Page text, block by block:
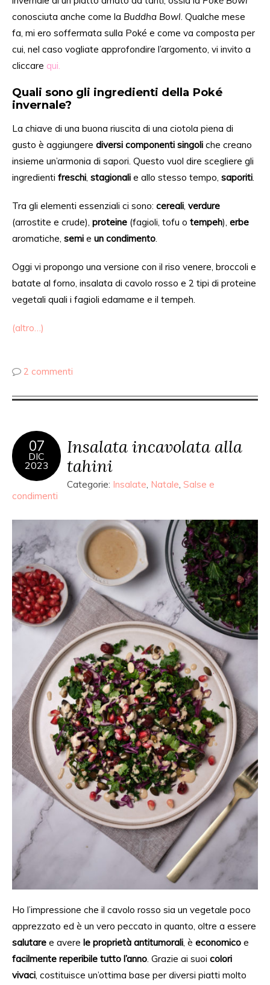
conosciuta anche come la Buddha Bowl. Qualche mese
fa, mi ero soffermata sulla Poké e come va composta per
cui, nel caso vogliate approfondire l’argomento, vi invito a
cliccare qui.
Quali sono gli ingredienti della Poké
invernale?
La chiave di una buona riuscita di una ciotola piena di
gusto è aggiungere diversi componenti singoli che creano
insieme un’armonia di sapori. Questo vuol dire scegliere gli
ingredienti freschi, stagionali e allo stesso tempo, saporiti.
Tra gli elementi essenziali ci sono: cereali, verdure
(arrostite e crude), proteine ​​(fagioli, tofu o tempeh), erbe
aromatiche, semi e un condimento.
Oggi vi propongo una versione con il riso venere, broccoli e
batate al forno, insalata di cavolo rosso e 2 tipi di proteine
vegetali quali i fagioli edamame e il tempeh.
(altro…)
2 commenti
07
DIC
2023
Insalata incavolata alla
tahini
Categorie: Insalate, Natale, Salse e
condimenti
Ho l’impressione che il cavolo rosso sia un vegetale poco
apprezzato ed è un vero peccato in quanto, oltre a essere
salutare e avere le proprietà antitumorali, è economico e
facilmente reperibile tutto l’anno. Grazie ai suoi colori
vivaci, costituisce un’ottima base per diversi piatti molto